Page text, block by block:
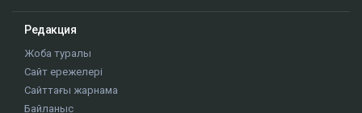
Редакция
Жоба туралы
Сайт ережелері
Сайттағы жарнама
Байланыс